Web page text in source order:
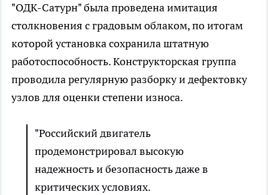
"ОДК-Сатурн" была проведена имитация
столкновения с градовым облаком, по итогам
которой установка сохранила штатную
работоспособность. Конструкторская группа
проводила регулярную разборку и дефектовку
узлов для оценки степени износа.
"Российский двигатель
продемонстрировал высокую
надежность и безопасность даже в
критических условиях.